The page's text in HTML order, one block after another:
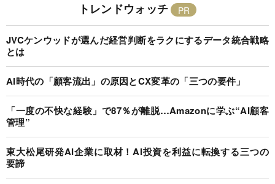
トレンドウォッチ
JVCケンウッドが選んだ経営判断をラクにするデータ統合戦略
とは
AI時代の「顧客流出」の原因とCX変革の「三つの要件」
「一度の不快な経験」で87％が離脱…Amazonに学ぶ“AI顧客
管理”
東大松尾研発AI企業に取材！AI投資を利益に転換する三つの
要諦